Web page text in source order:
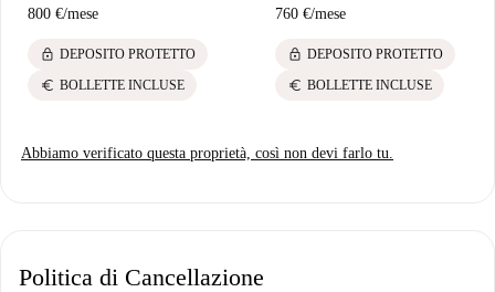
800 €/mese
lock DEPOSITO PROTETTO
euro BOLLETTE INCLUSE
760 €/mese
lock DEPOSITO PROTETTO
euro BOLLETTE INCLUSE
Abbiamo verificato questa proprietà, così non devi farlo tu.
Politica di Cancellazione